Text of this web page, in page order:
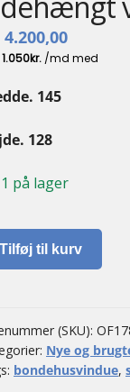
4.200,00
145
128
1 på lager
Tilføj til kurv
(SKU):
Nye og
bondehusvindue,